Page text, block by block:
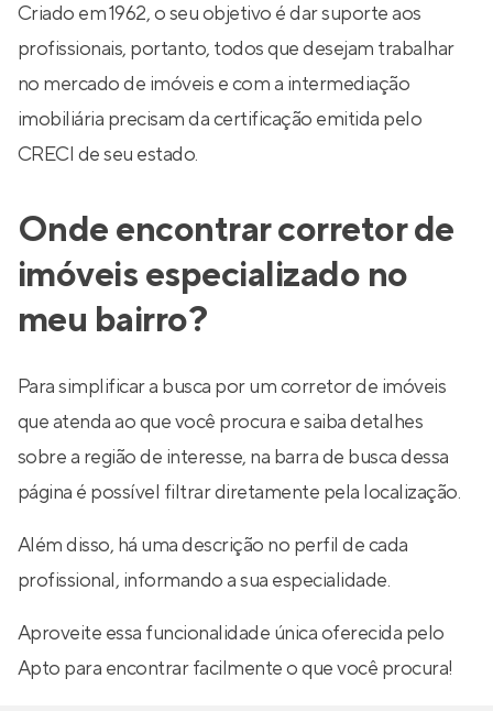
Criado em 1962, o seu objetivo é dar suporte aos
profissionais, portanto, todos que desejam trabalhar
no mercado de imóveis e com a intermediação
imobiliária precisam da certificação emitida pelo
CRECI de seu estado.
Onde encontrar corretor de
imóveis especializado no
meu bairro?
Para simplificar a busca por um corretor de imóveis
que atenda ao que você procura e saiba detalhes
sobre a região de interesse, na barra de busca dessa
página é possível filtrar diretamente pela localização.
Além disso, há uma descrição no perfil de cada
profissional, informando a sua especialidade.
Aproveite essa funcionalidade única oferecida pelo
Apto para encontrar facilmente o que você procura!